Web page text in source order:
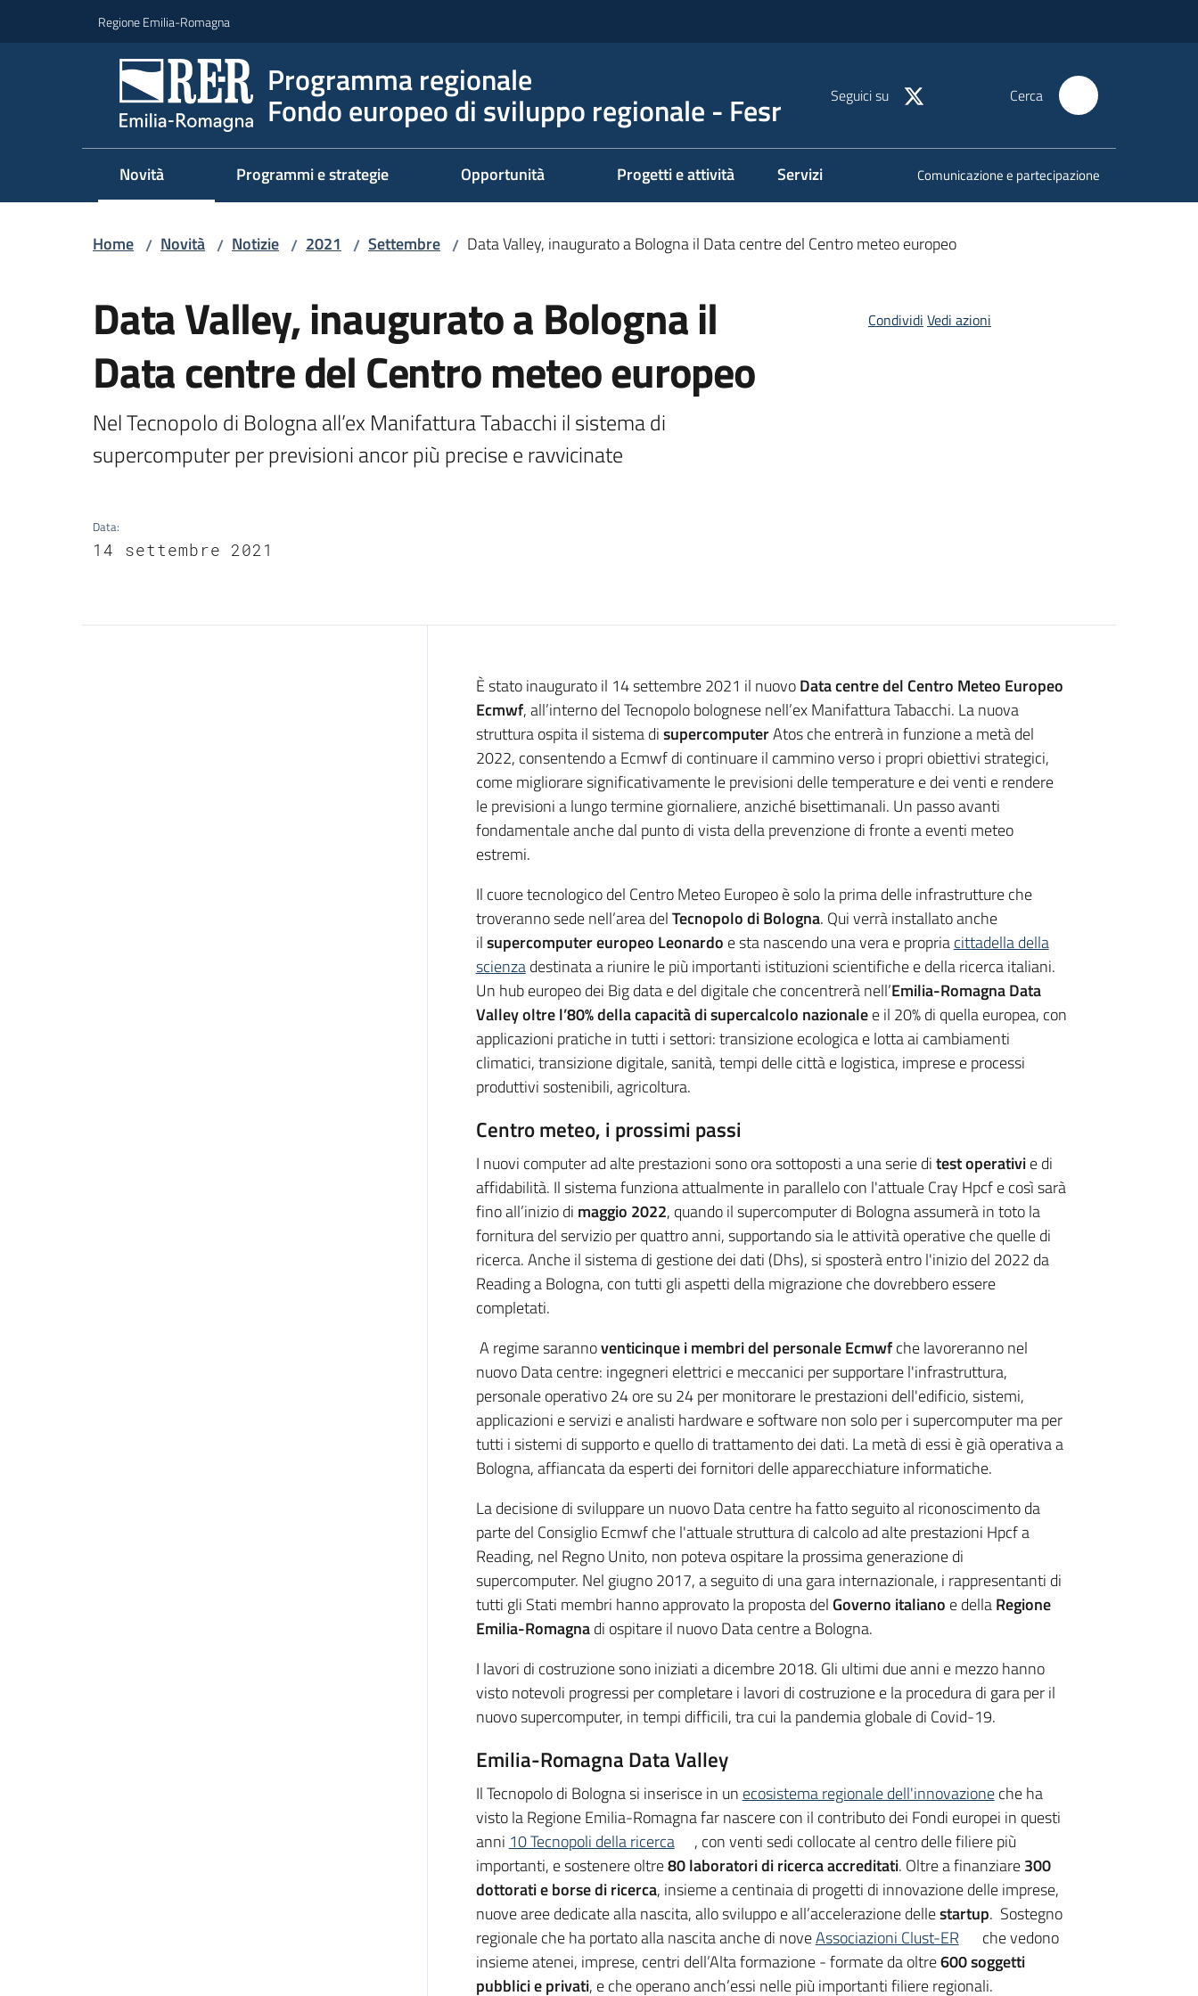
Regione Emilia-Romagna
Programma regionale
Fondo europeo di sviluppo regionale - Fesr Seguici su Cerca
Novità Programmi e strategie Opportunità Progetti e attività Servizi Comunicazione e partecipazione
Home / Novità / Notizie / 2021 / Settembre / Data Valley, inaugurato a Bologna il Data centre del Centro meteo europeo
Data Valley, inaugurato a Bologna il
Data centre del Centro meteo europeo
Nel Tecnopolo di Bologna all’ex Manifattura Tabacchi il sistema di
supercomputer per previsioni ancor più precise e ravvicinate
Data:
14 settembre 2021
Condividi Vedi azioni
Introduzione
È stato inaugurato il 14 settembre 2021 il nuovoData centre del Centro Meteo Europeo
Ecmwf, all’interno del Tecnopolo bolognese nell’ex Manifattura Tabacchi. La nuova
struttura ospita il sistema disupercomputerAtos che entrerà in funzione a metà del
2022, consentendo a Ecmwf di continuare il cammino verso i propri obiettivi strategici,
come migliorare significativamente le previsioni delle temperature e dei venti e rendere
le previsioni a lungo termine giornaliere, anziché bisettimanali. Un passo avanti
fondamentale anche dal punto di vista della prevenzione di fronte a eventi meteo
estremi.
Il cuore tecnologico del Centro Meteo Europeo è solo la prima delle infrastrutture che
troveranno sede nell’area delTecnopolo di Bologna. Qui verrà installato anche
ilsupercomputer europeo Leonardo e sta nascendo una vera e propriacittadella della
scienzadestinata a riunire le più importanti istituzioni scientifiche e della ricerca italiani.
Un hub europeo dei Big data e del digitale che concentrerà nell’Emilia-Romagna Data
Valley oltre l’80% della capacità di supercalcolo nazionalee il 20% di quella europea, con
applicazioni pratiche in tutti i settori: transizione ecologica e lotta ai cambiamenti
climatici, transizione digitale, sanità, tempi delle città e logistica, imprese e processi
produttivi sostenibili, agricoltura.
Centro meteo, i prossimi passi
I nuovi computer ad alte prestazioni sono ora sottoposti a una serie ditest operativie di
affidabilità. Il sistema funziona attualmente in parallelo con l'attuale Cray Hpcf e così sarà
fino all’inizio di maggio 2022, quando il supercomputer di Bologna assumerà in toto la
fornitura del servizio per quattro anni, supportando sia le attività operative che quelle di
ricerca. Anche il sistema di gestione dei dati (Dhs), si sposterà entro l'inizio del 2022 da
Reading a Bologna, con tutti gli aspetti della migrazione che dovrebbero essere
completati.
A regime sarannoventicinque i membri del personale Ecmwfche lavoreranno nel
nuovo Data centre: ingegneri elettrici e meccanici per supportare l'infrastruttura,
personale operativo 24 ore su 24 per monitorare le prestazioni dell'edificio, sistemi,
applicazioni e servizi e analisti hardware e software non solo per i supercomputer ma per
tutti i sistemi di supporto e quello di trattamento dei dati. La metà di essi è già operativa a
Bologna, affiancata da esperti dei fornitori delle apparecchiature informatiche.
La decisione di sviluppare un nuovo Data centre ha fatto seguito al riconoscimento da
parte del Consiglio Ecmwf che l'attuale struttura di calcolo ad alte prestazioni Hpcf a
Reading, nel Regno Unito, non poteva ospitare la prossima generazione di
supercomputer. Nel giugno 2017, a seguito di una gara internazionale, i rappresentanti di
tutti gli Stati membri hanno approvato la proposta del Governo italiano e dellaRegione
Emilia-Romagnadi ospitare il nuovo Data centre a Bologna.
I lavori di costruzione sono iniziati a dicembre 2018. Gli ultimi due anni e mezzo hanno
visto notevoli progressi per completare i lavori di costruzione e la procedura di gara per il
nuovo supercomputer, in tempi difficili, tra cui la pandemia globale di Covid-19.
Emilia-Romagna Data Valley
Il Tecnopolo di Bologna si inserisce in un ecosistema regionale dell'innovazioneche ha
visto la Regione Emilia-Romagna far nascere con il contributo dei Fondi europei in questi
anni 10 Tecnopoli della ricerca
, con venti sedi collocate al centro delle filiere più
importanti, e sostenere oltre80 laboratori di ricerca accreditati. Oltre a finanziare300
dottorati e borse di ricerca, insieme a centinaia di progetti di innovazione delle imprese,
nuove aree dedicate alla nascita, allo sviluppo e all’accelerazione dellestartup. Sostegno
regionale che ha portato alla nascita anche di noveAssociazioni Clust-ER
che vedono
insieme atenei, imprese, centri dell’Alta formazione - formate da oltre600 soggetti
pubblici e privati, e che operano anch’essi nelle più importanti filiere regionali.